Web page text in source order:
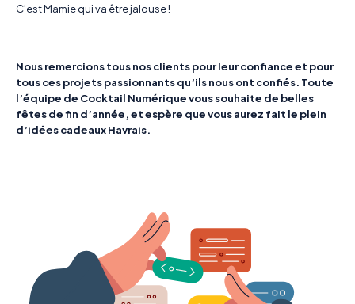
C’est Mamie qui va être jalouse !
Nous remercions tous nos clients pour leur confiance et pour
tous ces projets passionnants qu’ils nous ont confiés. Toute
l’équipe de Cocktail Numérique vous souhaite de belles
fêtes de fin d’année, et espère que vous aurez fait le plein
d’idées cadeaux Havrais.